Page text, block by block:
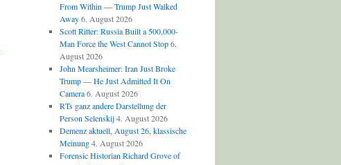
From Within — Trump Just Walked
Away 6. August 2026
Scott Ritter: Russia Built a 500,000-
Man Force the West Cannot Stop 6.
August 2026
John Mearsheimer: Iran Just Broke
Trump — He Just Admitted It On
Camera 6. August 2026
RTs ganz andere Darstellung der
Person Selenskij 4. August 2026
Demenz aktuell, August 26, klassische
Meinung 4. August 2026
Forensic Historian Richard Grove of